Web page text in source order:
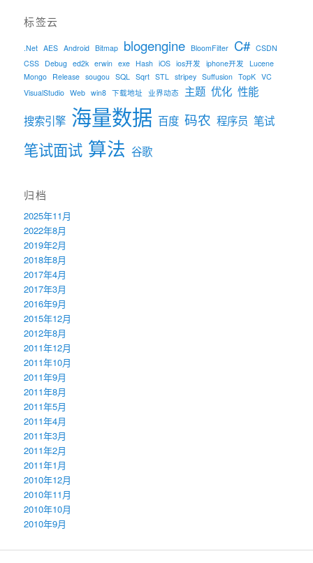
标签云
.Net AES Android Bitmap blogengine BloomFilter C# CSDN
CSS Debug ed2k erwin exe Hash iOS ios开发 iphone开发
Lucene
Mongo Release sougou SQL Sqrt STL stripey Suffusion TopK VC
VisualStudio Web win8 下载地址 业界动态 主题 优化 性能
搜索引擎 海量数据 百度 码农 程序员 笔试
笔试面试 算法 谷歌
归档
2025年11月
2022年8月
2019年2月
2018年8月
2017年4月
2017年3月
2016年9月
2015年12月
2012年8月
2011年12月
2011年10月
2011年9月
2011年8月
2011年5月
2011年4月
2011年3月
2011年2月
2011年1月
2010年12月
2010年11月
2010年10月
2010年9月